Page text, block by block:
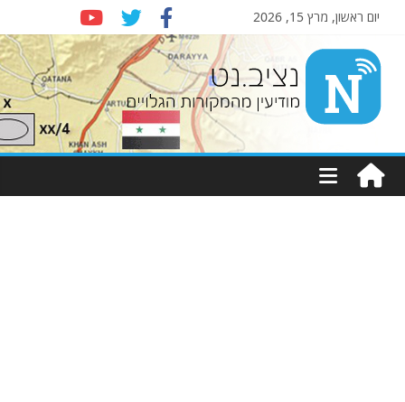
יום ראשון, מרץ 15, 2026
Nziv.net
מודיעין
מהמקורות